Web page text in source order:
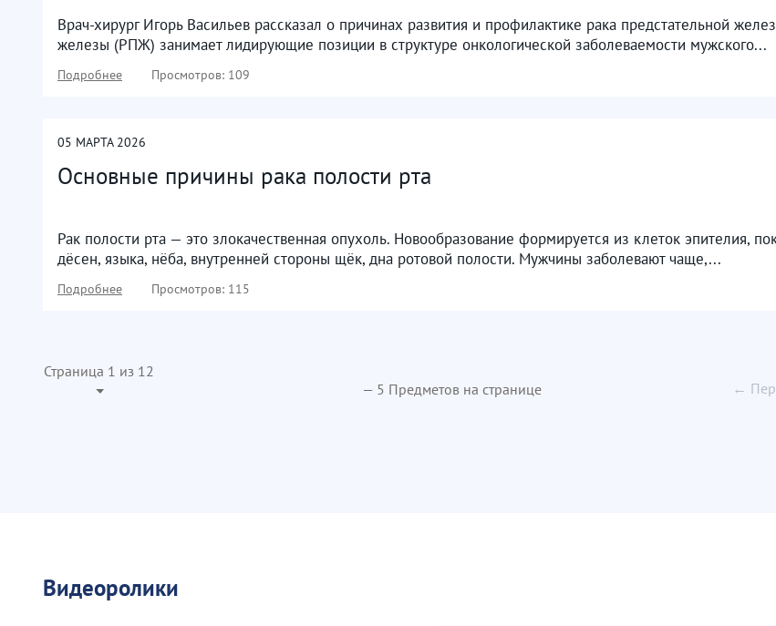
Врач-хирург Игорь Васильев рассказал о причинах развития и профилактике рака предстательной
железы (РПЖ) занимает лидирующие позиции в структуре онкологической заболеваемости мужского...
Подробнее Просмотров: 109
05 МАРТА 2026
Основные причины рака полости рта
Рак полости рта — это злокачественная опухоль. Новообразование формируется из клеток эпителия,
дёсен, языка, нёба, внутренней стороны щёк, дна ротовой полости. Мужчины заболевают чаще,...
Подробнее Просмотров: 115
Страница 1 из 12
— 5 Предметов на странице
←
Видеоролики